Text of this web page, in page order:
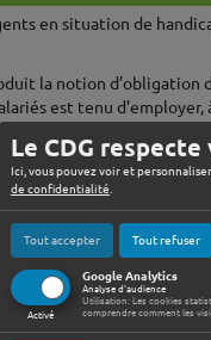
Le CDG
Ici, vous pouvez voir et
de confidentialité
Tout accepter Tout refuser
Google Analytics
Activé
Analyse d'audience
Utilisation: Les cookies
comprendre comment les
en situation de
la notion d’obligation
est tenu
de 6 p. 100 de l’effectif
l’égalité des droits et
obligation aux
des personnes